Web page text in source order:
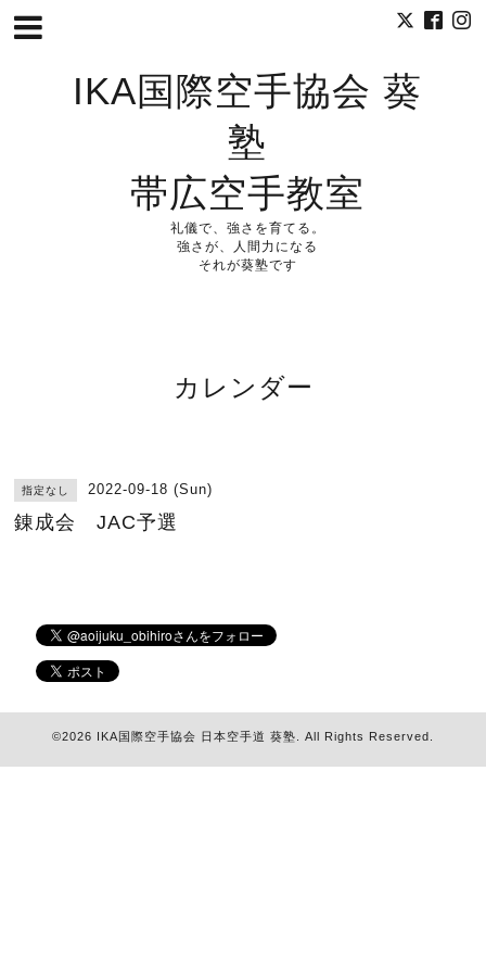
IKA国際空手協会 葵
塾
帯広空手教室
礼儀で、強さを育てる。
強さが、人間力になる
それが葵塾です
カレンダー
指定なし 2022-09-18 (Sun)
錬成会 JAC予選
©2026 IKA国際空手協会 日本空手道 葵塾 . All Rights Reserved.